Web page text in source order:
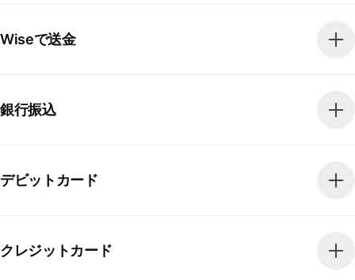
Wiseで送金
銀行振込
デビットカード
クレジットカード